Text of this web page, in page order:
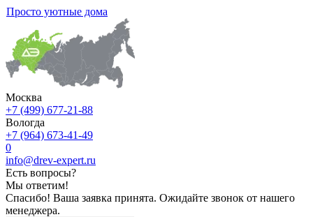
Просто уютные дома
Москва
+7 (499) 677-21-88
Вологда
+7 (964) 673-41-49
0
info@drev-expert.ru
Есть вопросы?
Мы ответим!
Спасибо! Ваша заявка принята. Ожидайте звонок от нашего
менеджера.